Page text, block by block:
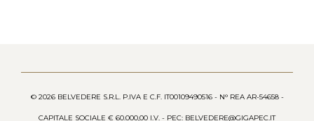
© 2026 BELVEDERE S.R.L. P.IVA E C.F. IT00109490516 - N° REA AR-54658 -
CAPITALE SOCIALE € 60.000,00 I.V. - PEC: BELVEDERE@GIGAPEC.IT